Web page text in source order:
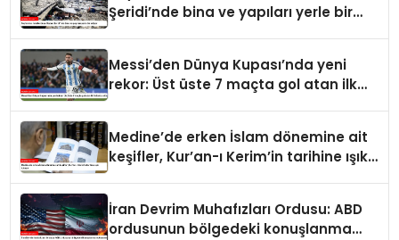
Şeridi’nde bina ve yapıları yerle bir
Messi’den Dünya Kupası’nda yeni
rekor: Üst üste 7 maçta gol atan ilk
Medine’de erken İslam dönemine ait
keşifler, Kur’an-ı Kerim’in tarihine ışık
İran Devrim Muhafızları Ordusu: ABD
ordusunun bölgedeki konuşlanma